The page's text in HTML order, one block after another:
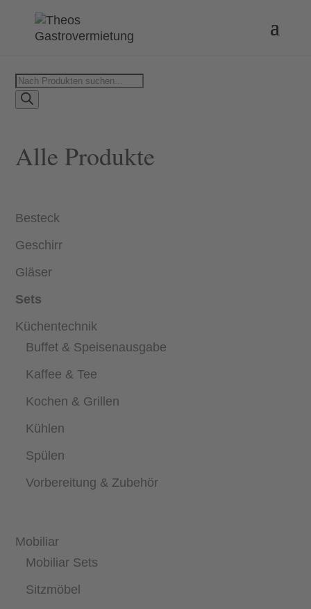
Products
search
Alle Produkte
Besteck
Geschirr
Gläser
Sets
Küchentechnik
Buffet & Speisenausgabe
Kaffee & Tee
Kochen & Grillen
Kühlen
Spülen
Vorbereitung & Zubehör
Mobiliar
Mobiliar Sets
Sitzmöbel